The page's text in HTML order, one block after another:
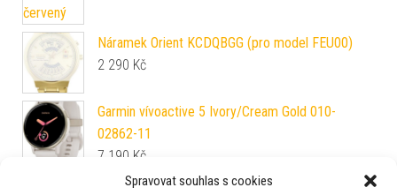
Spravovat souhlas s cookies
Náramek Orient KCDQBGG (pro model FEU00)
2 290 Kč
Garmin vívoactive 5 Ivory/Cream Gold 010-
02862-11
7 190 Kč
PRIM Speedline LE W91P.13276.A